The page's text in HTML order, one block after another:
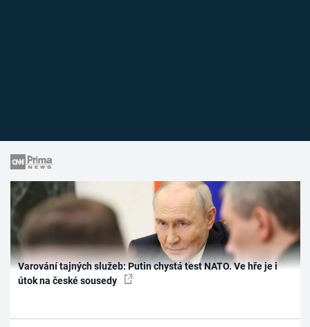
Varování tajných služeb: Putin chystá test NATO. Ve hře je i
útok na české sousedy